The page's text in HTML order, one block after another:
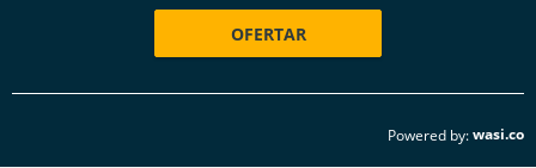
OFERTAR
Powered by:wasi.co